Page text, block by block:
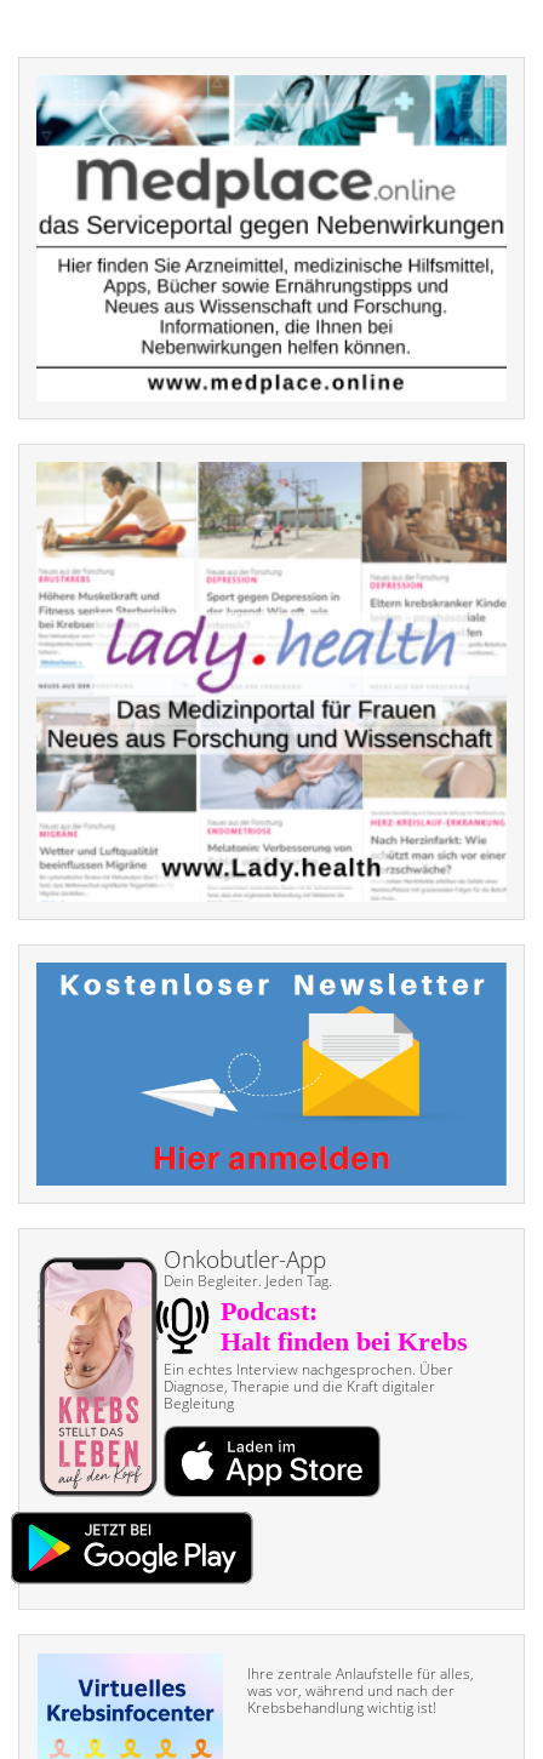
Onkobutler-App
Dein Begleiter. Jeden Tag.
Ein echtes Interview nach­gesprochen. Über
Diagnose, Therapie und die Kraft digitaler
Begleitung
Ihre zentrale Anlaufstelle für alles,
was vor, während und nach der
Krebsbehandlung wichtig ist!